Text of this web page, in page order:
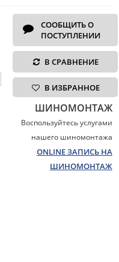
СООБЩИТЬ О
ПОСТУПЛЕНИИ
В СРАВНЕНИЕ
В ИЗБРАННОЕ
ШИНОМОНТАЖ
Воспользуйтесь услугами
нашего шиномонтажа
ONLINE ЗАПИСЬ НА
ШИНОМОНТАЖ